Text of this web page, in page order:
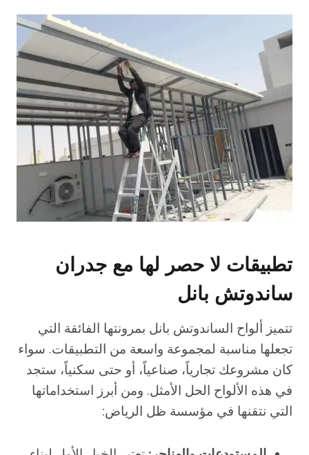
تطبيقات لا حصر لها مع جدران
ساندوتش بانل
تتميز ألواح الساندوتش بانل بمرونتها الفائقة التي
تجعلها مناسبة لمجموعة واسعة من التطبيقات. سواء
كان مشروعك تجارياً، صناعياً، أو حتى سكنياً، ستجد
في هذه الألواح الحل الأمثل. ومن أبرز استخداماتها
التي نتقنها في مؤسسة ظل الرياض: